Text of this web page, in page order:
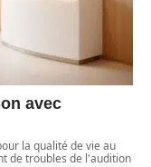
avec
la qualité de vie au
de troubles de l'audition